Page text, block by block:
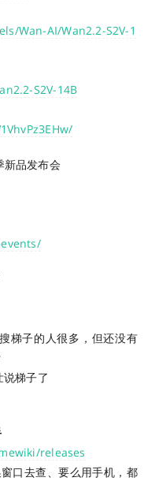
Wan-AI/Wan2.2-S2V-1
S2V-14B
品发布会
梯子的人很多，但还没有
梯子了
releases
口去查、要么用手机，都